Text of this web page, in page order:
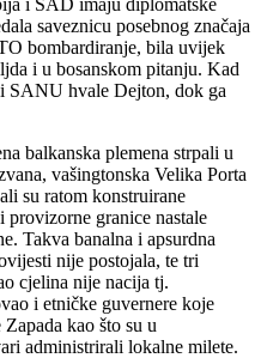
saveznicu posebnog značaja
bombardiranje, bila uvijek
i u bosanskom pitanju. Kad
SANU hvale Dejton, dok ga
balkanska plemena strpali u
vašingtonska Velika Porta
su ratom konstruirane
provizorne granice nastale
Takva banalna i apsurdna
nije postojala, te tri
cjelina nije nacija tj.
i etničke guvernere koje
kao što su u
administrirali lokalne milete.